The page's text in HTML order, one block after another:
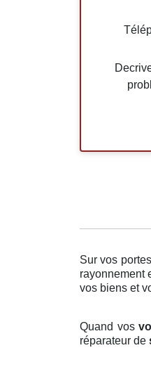
Sur vos
rayonnement
vos biens et
Quand vos
réparateur de